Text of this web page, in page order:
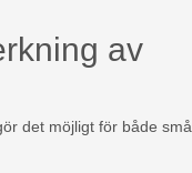
av
det möjligt för både små